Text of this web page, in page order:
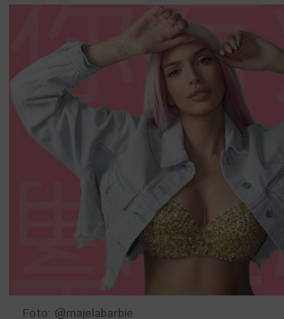
Foto: @majelabarbie